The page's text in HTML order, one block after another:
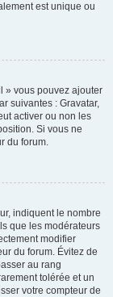
est unique ou
» vous pouvez ajouter
suivantes : Gravatar,
activer ou non les
Si vous ne
du forum.
indiquent le nombre
que les modérateurs
modifier
du forum. Évitez de
au rang
tolérée et un
votre compteur de